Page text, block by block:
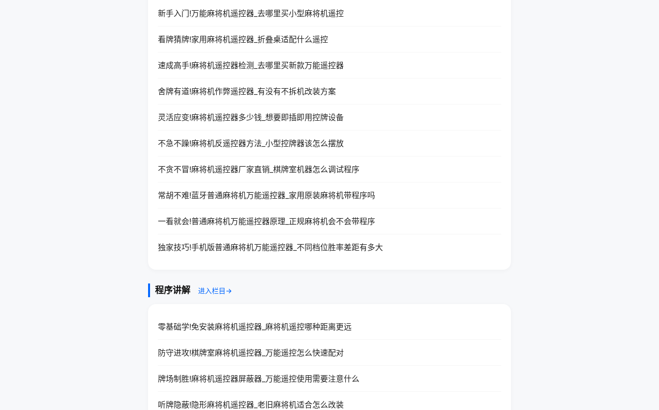
新手入门!万能麻将机遥控器_去哪里买小型麻将机遥控
看牌猜牌!家用麻将机遥控器_折叠桌适配什么遥控
速成高手!麻将机遥控器检测_去哪里买新款万能遥控器
舍牌有道!麻将机作弊遥控器_有没有不拆机改装方案
灵活应变!麻将机遥控器多少钱_想要即插即用控牌设备
不急不躁!麻将机反遥控器方法_小型控牌器该怎么摆放
不贪不冒!麻将机遥控器厂家直销_棋牌室机器怎么调试程序
常胡不难!蓝牙普通麻将机万能遥控器_家用原装麻将机带程序吗
一看就会!普通麻将机万能遥控器原理_正规麻将机会不会带程序
独家技巧!手机版普通麻将机万能遥控器_不同档位胜率差距有多大
程序讲解 进入栏目→
零基础学!免安装麻将机遥控器_麻将机遥控哪种距离更远
防守进攻!棋牌室麻将机遥控器_万能遥控怎么快速配对
牌场制胜!麻将机遥控器屏蔽器_万能遥控使用需要注意什么
听牌隐蔽!隐形麻将机遥控器_老旧麻将机适合怎么改装